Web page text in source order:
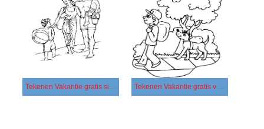
Tekenen Vakantie gratis simpel Tekenen Vakantie gratis voor kinderen